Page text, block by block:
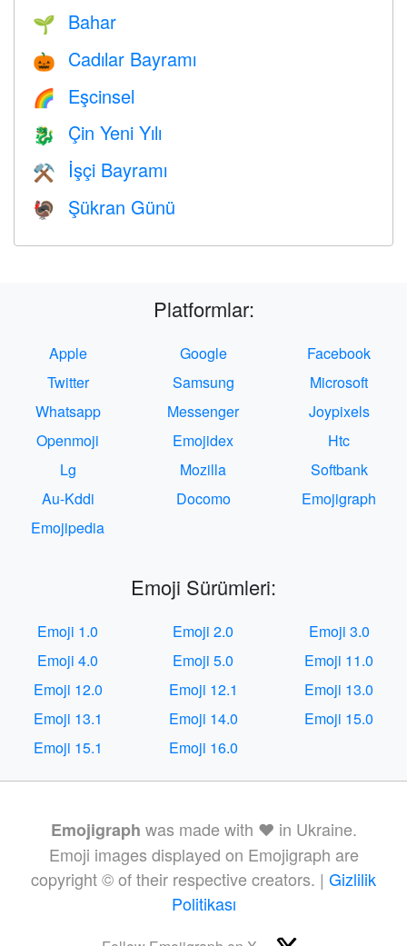
🌱 Bahar
🎃 Cadılar Bayramı
🌈 Eşcinsel
🐉 Çin Yeni Yılı
⚒️ İşçi Bayramı
🦃 Şükran Günü
Platformlar:
Apple Google
Facebook
Twitter
Samsung
Microsoft
Whatsapp
Messenger
Joypixels
Openmoji
Emojidex
Htc
Lg
Mozilla
Softbank
Au-Kddi
Docomo
Emojigraph
Emojipedia
Emoji Sürümleri:
Emoji 1.0 Emoji 2.0
Emoji 3.0
Emoji 4.0
Emoji 5.0
Emoji 11.0
Emoji 12.0
Emoji 12.1
Emoji 13.0
Emoji 13.1
Emoji 14.0
Emoji 15.0
Emoji 15.1
Emoji 16.0
Emojigraph was made with ❤️ in Ukraine.
Emoji images displayed on Emojigraph are
copyright © of their respective creators. | Gizlilik
Politikası